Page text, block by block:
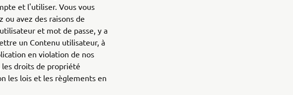
et l'utiliser. Vous vous
ou avez des raisons de
et mot de passe, y a
un Contenu utilisateur, à
en violation de nos
droits de propriété
les lois et les règlements en